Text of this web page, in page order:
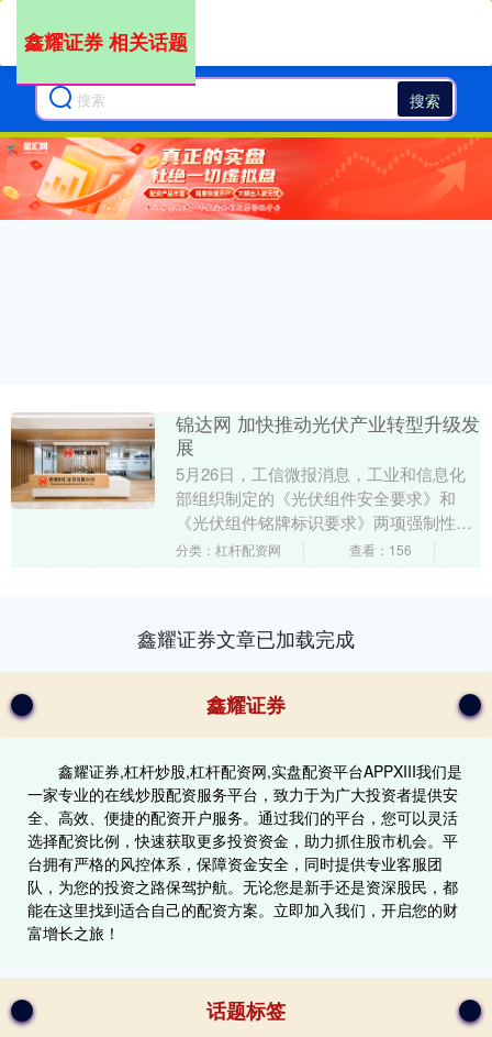
搜索
鑫耀证券 相关话题
锦达网 加快推动光伏产业转型升级发
展
5月26日，工信微报消息，工业和信息化
部组织制定的《光伏组件安全要求》和
《光伏组件铭牌标识要求》两项强制性国
家标准(以下简称“两项强标”)，于2026年5
分类：杠杆配资网 查看：156
鑫耀证券文章已加载完成
鑫耀证券
鑫耀证券,杠杆炒股,杠杆配资网,实盘配资平台APPXIII‌我们是
一家专业的在线炒股配资服务平台，致力于为广大投资者提供安
全、高效、便捷的配资开户服务。通过我们的平台，您可以灵活
选择配资比例，快速获取更多投资资金，助力抓住股市机会。平
台拥有严格的风控体系，保障资金安全，同时提供专业客服团
队，为您的投资之路保驾护航。无论您是新手还是资深股民，都
能在这里找到适合自己的配资方案。立即加入我们，开启您的财
富增长之旅！
话题标签